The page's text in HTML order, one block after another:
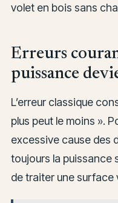
volet en bois sans
Erreurs
puissance
L’erreur classique
plus peut le moins ».
excessive cause des
toujours la puissance
de traiter une surface